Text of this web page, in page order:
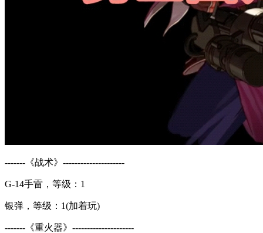
-------《战术》---------------------
G-14手雷，等级：1
银弹，等级：1(加着玩)
-------《重火器》---------------------